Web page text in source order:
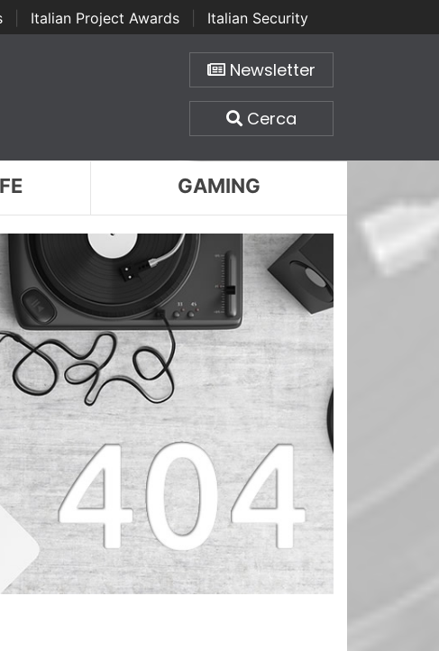
Italian Project Awards
Italian Security
Newsletter
Cerca
GAMING